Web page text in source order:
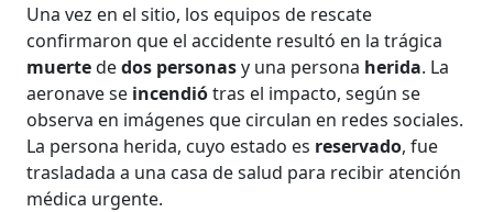
Una vez en el sitio, los equipos de rescate
confirmaron que el accidente resultó en la trágica
muertededos personasy una persona herida. La
aeronave se incendiótras el impacto, según se
observa en imágenes que circulan en redes sociales.
La persona herida, cuyo estado es reservado, fue
trasladada a una casa de salud para recibir atención
médica urgente.